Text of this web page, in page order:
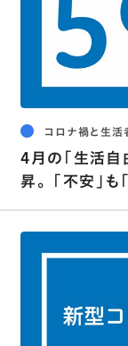
コロナ禍と生活
4月の｢生活自
昇。 ｢不安｣